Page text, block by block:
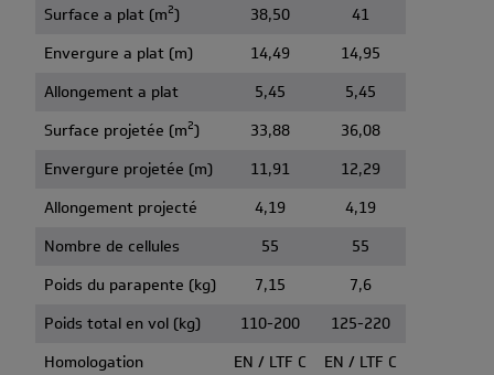
Surface a plat (m2) 38,50
41
Envergure a plat (m)
14,49
14,95
Allongement a plat
5,45
5,45
Surface projetée (m2) 33,88
36,08
Envergure projetée (m)
11,91
12,29
Allongement projecté
4,19
4,19
Nombre de cellules
55
55
Poids du parapente (kg)
7,15
7,6
Poids total en vol (kg)
110-200
125-220
Homologation
EN / LTF C EN / LTF C